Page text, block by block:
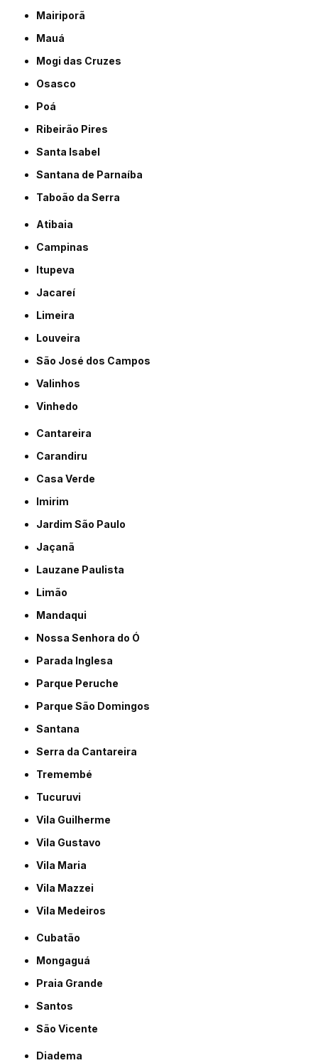
Mairiporã
Mauá
Mogi das Cruzes
Osasco
Poá
Ribeirão Pires
Santa Isabel
Santana de Parnaíba
Taboão da Serra
Atibaia
Campinas
Itupeva
Jacareí
Limeira
Louveira
São José dos Campos
Valinhos
Vinhedo
Cantareira
Carandiru
Casa Verde
Imirim
Jardim São Paulo
Jaçanã
Lauzane Paulista
Limão
Mandaqui
Nossa Senhora do Ó
Parada Inglesa
Parque Peruche
Parque São Domingos
Santana
Serra da Cantareira
Tremembé
Tucuruvi
Vila Guilherme
Vila Gustavo
Vila Maria
Vila Mazzei
Vila Medeiros
Cubatão
Mongaguá
Praia Grande
Santos
São Vicente
Diadema